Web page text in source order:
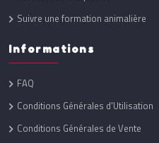
Suivre une formation animalière
Informations
FAQ
Conditions Générales d'Utilisation
Conditions Générales de Vente